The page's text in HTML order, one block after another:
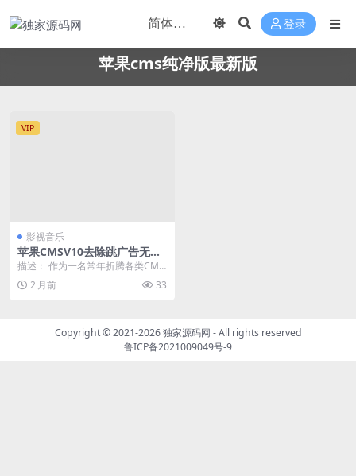
登录
苹果cms纯净版最新版
VIP
影视音乐
苹果CMSV10去除跳广告无后
门纯净版源码整合更新
描述： 作为一名常年折腾各类CMS
系统的站长，最近在搭建苹果CMS
V10系统做...
2 月前 33
Copyright © 2021-2026独家源码网 - All rights reserved
鲁ICP备2021009049号-9